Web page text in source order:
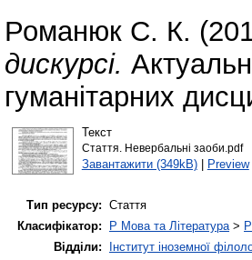
Романюк С. К.
дискурсі.
гуманітарних
Текст
Стаття. Невербальні заоби.pdf
Завантажити (349kB)| Preview
Тип ресурсу: Стаття
Класифікатор:
P Мова та Література>
Відділи:
Інститут іноземної